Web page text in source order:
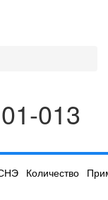
013
Количество